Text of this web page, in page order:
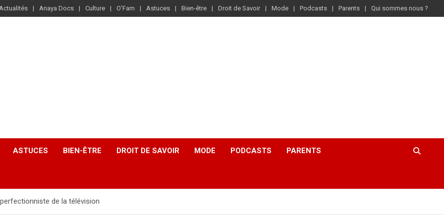
Anaya Docs Culture O’Fam Astuces Bien-être Droit de Savoir Mode Podcasts Parents Qui sommes nous ?
ASTUCES BIEN-ÊTRE DROIT DE SAVOIR MODE PODCASTS PARENTS
de la télévision